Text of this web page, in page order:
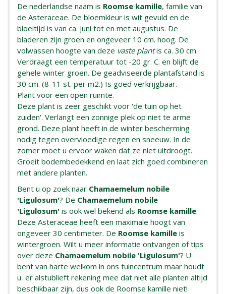
De nederlandse naam is Roomse kamille, familie van
de Asteraceae. De bloemkleur is wit gevuld en de
bloeitijd is van ca. juni tot en met augustus. De
bladeren zijn groen en ongeveer 10 cm. hoog. De
volwassen hoogte van deze vaste plantis ca. 30 cm.
Verdraagt een temperatuur tot -20 gr. C. en blijft de
gehele winter groen. De geadviseerde plantafstand is
30 cm. (8-11 st. per m2.) Is goed verkrijgbaar.
Plant voor een open ruimte.
Deze plant is zeer geschikt voor 'de tuin op het
zuiden'. Verlangt een zonnige plek op niet te arme
grond. Deze plant heeft in de winter bescherming
nodig tegen overvloedige regen en sneeuw. In de
zomer moet u ervoor waken dat ze niet uitdroogt.
Groeit bodembedekkend en laat zich goed combineren
met andere planten.
Bent u op zoek naar Chamaemelum nobile
'Ligulosum'? De Chamaemelum nobile
'Ligulosum' is ook wel bekend als Roomse kamille.
Deze Asteraceae heeft een maximale hoogt van
ongeveer 30 centimeter. De Roomse kamille is
wintergroen. Wilt u meer informatie ontvangen of tips
over deze Chamaemelum nobile 'Ligulosum'? U
bent van harte welkom in ons tuincentrum maar houdt
u er alstublieft rekening mee dat niet alle planten altijd
beschikbaar zijn, dus ook de Roomse kamille niet!